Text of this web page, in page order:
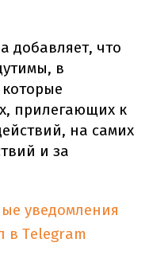
добавляет, что
в
которые
прилегающих к
на самих
и за
уведомления
в Telegram